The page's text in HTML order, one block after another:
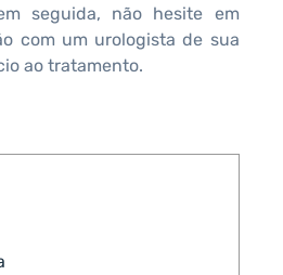
seguida, não hesite em
com um urologista de sua
ao tratamento.